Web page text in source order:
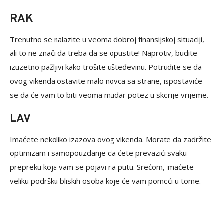
RAK
Trenutno se nalazite u veoma dobroj finansijskoj situaciji,
ali to ne znači da treba da se opustite! Naprotiv, budite
izuzetno pažljivi kako trošite ušteđevinu. Potrudite se da
ovog vikenda ostavite malo novca sa strane, ispostaviće
se da će vam to biti veoma mudar potez u skorije vrijeme.
LAV
Imaćete nekoliko izazova ovog vikenda. Morate da zadržite
optimizam i samopouzdanje da ćete prevazići svaku
prepreku koja vam se pojavi na putu. Srećom, imaćete
veliku podršku bliskih osoba koje će vam pomoći u tome.